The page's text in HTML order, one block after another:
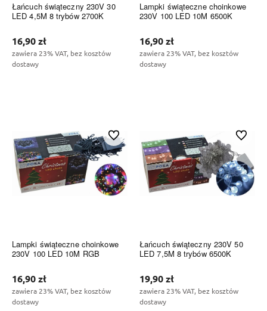
Łańcuch świąteczny 230V 30
LED 4,5M 8 trybów 2700K
16,90 zł
zawiera 23% VAT, bez kosztów
dostawy
Lampki świąteczne choinkowe
230V 100 LED 10M 6500K
16,90 zł
zawiera 23% VAT, bez kosztów
dostawy
Lampki świąteczne choinkowe
230V 100 LED 10M RGB
16,90 zł
zawiera 23% VAT, bez kosztów
dostawy
Do ulubionych
Łańcuch świąteczny 230V 50
LED 7,5M 8 trybów 6500K
19,90 zł
zawiera 23% VAT, bez kosztów
dostawy
Do